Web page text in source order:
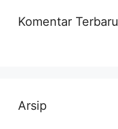
Komentar Terbaru
Arsip